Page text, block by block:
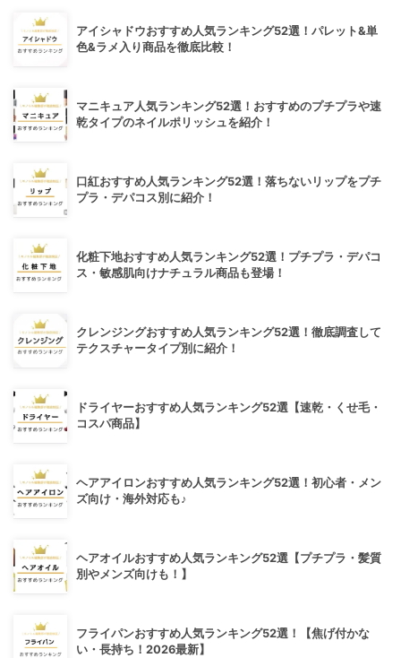
アイシャドウおすすめ人気ランキング52選！パレット&単
色&ラメ入り商品を徹底比較！
マニキュア人気ランキング52選！おすすめのプチプラや速
乾タイプのネイルポリッシュを紹介！
口紅おすすめ人気ランキング52選！落ちないリップをプチ
プラ・デパコス別に紹介！
化粧下地おすすめ人気ランキング52選！プチプラ・デパコ
ス・敏感肌向けナチュラル商品も登場！
クレンジングおすすめ人気ランキング52選！徹底調査して
テクスチャータイプ別に紹介！
ドライヤーおすすめ人気ランキング52選【速乾・くせ毛・
コスパ商品】
ヘアアイロンおすすめ人気ランキング52選！初心者・メン
ズ向け・海外対応も♪
ヘアオイルおすすめ人気ランキング52選【プチプラ・髪質
別やメンズ向けも！】
フライパンおすすめ人気ランキング52選！【焦げ付かな
い・長持ち！2026最新】